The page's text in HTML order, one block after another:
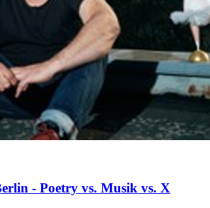
- Poetry vs. Musik vs. X